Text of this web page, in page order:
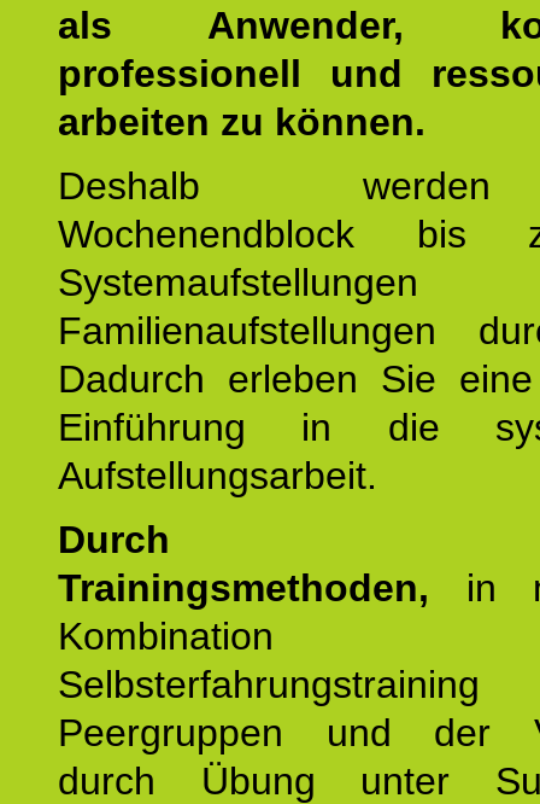
als Anwender,
professionell und
arbeiten zu können.
Deshalb
Wochenendblock bis
Familienaufstellungen
Dadurch erleben Sie
Einführung in die
Aufstellungsarbeit.
Durch
Trainingsmethoden, in
Peergruppen und der
durch Übung unter